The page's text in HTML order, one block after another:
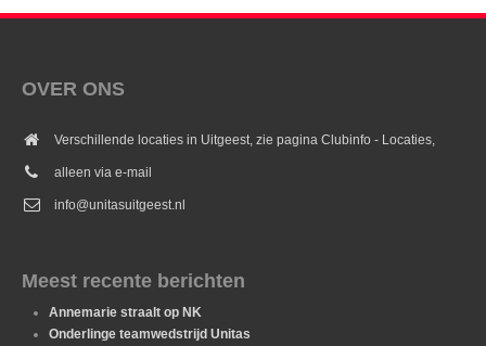
OVER ONS
Verschillende locaties in Uitgeest, zie pagina Clubinfo - Locaties,
alleen via e-mail
info@unitasuitgeest.nl
Meest recente berichten
Annemarie straalt op NK
Onderlinge teamwedstrijd Unitas